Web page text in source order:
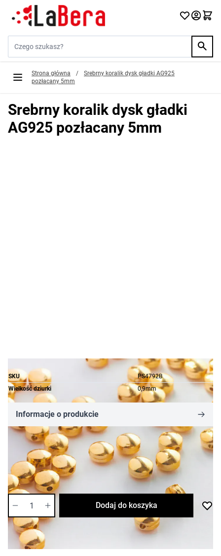
Przejdź do treści
Strona główna /
Srebrny koralik dysk gładki AG925
pozłacany 5mm
Srebrny koralik dysk gładki
AG925 pozłacany 5mm
SKU
PS4792B
Wielkość dziurki
0,9mm
Informacje o produkcie
11,59 zł
Cena za sztukę
Dostępność:
Dodaj do koszyka